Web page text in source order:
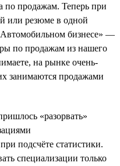
по продажам. Теперь при
или резюме в одной
бизнесе» —
по продажам из нашего
на рынке очень-
занимаются продажами
«разорвать»
подсчёте статистики.
специализации только